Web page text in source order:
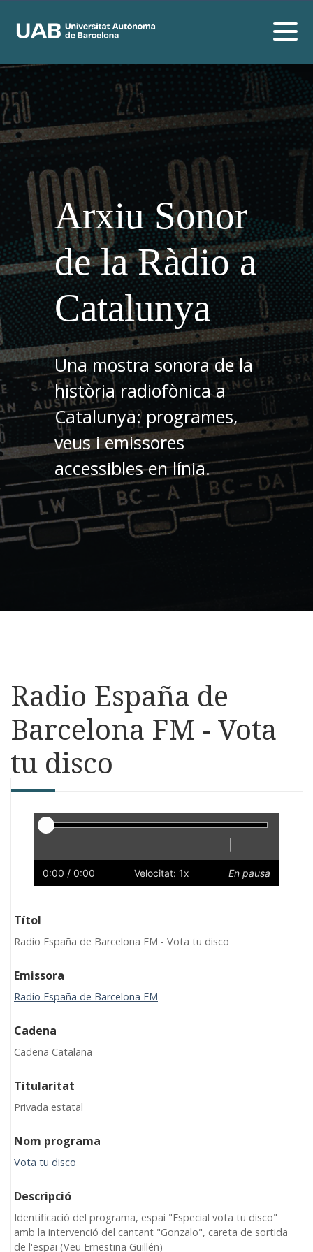
Arxiu Sonor
de la Ràdio a
Catalunya
Una mostra sonora de la
història radiofònica a
Catalunya: programes,
veus i emissores
accessibles en línia.
Radio España de
Barcelona FM - Vota
tu disco
Reproductor
Lent
0:00 / 0:00 Velocitat: 1x En pausa
Títol
Radio España de Barcelona FM - Vota tu disco
Emissora
Radio España de Barcelona FM
Cadena
Cadena Catalana
Titularitat
Privada estatal
Nom programa
Vota tu disco
Descripció
Identificació del programa, espai "Especial vota tu disco"
amb la intervenció del cantant "Gonzalo", careta de sortida
de l'espai (Veu Ernestina Guillén)